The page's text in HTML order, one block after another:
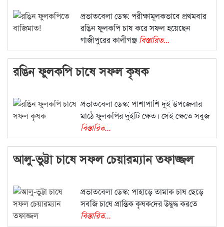
প্রভাতবেলা ডেস্ক: পরীক্ষামূলকভাবে প্রথমবার
রঙিন ফুলকপি চাষ করে সফল হয়েছেন
গাজীপুরের কালীগঞ্জ বিস্তারিত...
রঙিন ফুলকপি চাষে সফল কৃষক
প্রভাতবেলা ডেস্ক: পাশাপাশি দুই উপজেলার
মাঠে ফুলকপির দুইটি ক্ষেত। সেই ক্ষেতে সবুজ
বিস্তারিত...
আলু-ভুট্টা চাষে সফল চেয়ারম্যান তফাজ্জল
প্রভাতবেলা ডেস্ক: পাহাড়ে তামাক চাষ ছেড়ে
সব‌জি চা‌ষে প্রা‌ন্তিক কৃষক‌দের উদ্বুদ্ধ কর‌তে
বিস্তারিত...